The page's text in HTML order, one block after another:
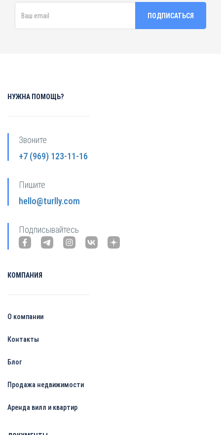
НУЖНА ПОМОЩЬ?
Звоните
+7 (969) 123-11-16
Пишите
hello@turlly.com
Подписывайтесь
КОМПАНИЯ
О компании
Контакты
Блог
Продажа недвижимости
Аренда вилл и квартир